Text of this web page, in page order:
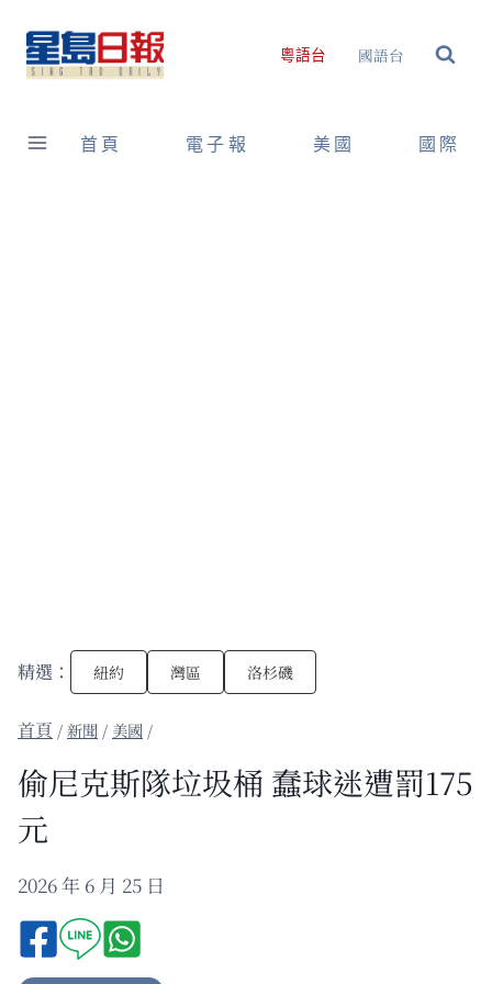
content
粵語台 國語台
首頁 電子報 美國 國際
精選： 紐約 灣區 洛杉磯
/新聞 / 美國 /
偷尼克斯隊垃圾桶 蠢球迷遭罰175
元
2026 年 6 月 25 日